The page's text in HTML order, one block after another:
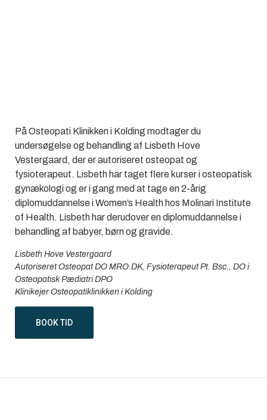
På Osteopati Klinikken i Kolding modtager du
undersøgelse og behandling af Lisbeth Hove
Vestergaard, der er autoriseret osteopat og
fysioterapeut. Lisbeth har taget flere kurser i osteopatisk
gynækologi og er i gang med at tage en 2-årig
diplomuddannelse i Women’s Health hos Molinari Institute
of Health. Lisbeth har derudover en diplomuddannelse i
behandling af babyer, børn og gravide.
Lisbeth Hove Vestergaard
Autoriseret Osteopat DO MRO.DK, Fysioterapeut Pt. Bsc., DO i
Osteopatisk Pædiatri DPO
Klinikejer Osteopatiklinikken i Kolding
BOOK TID